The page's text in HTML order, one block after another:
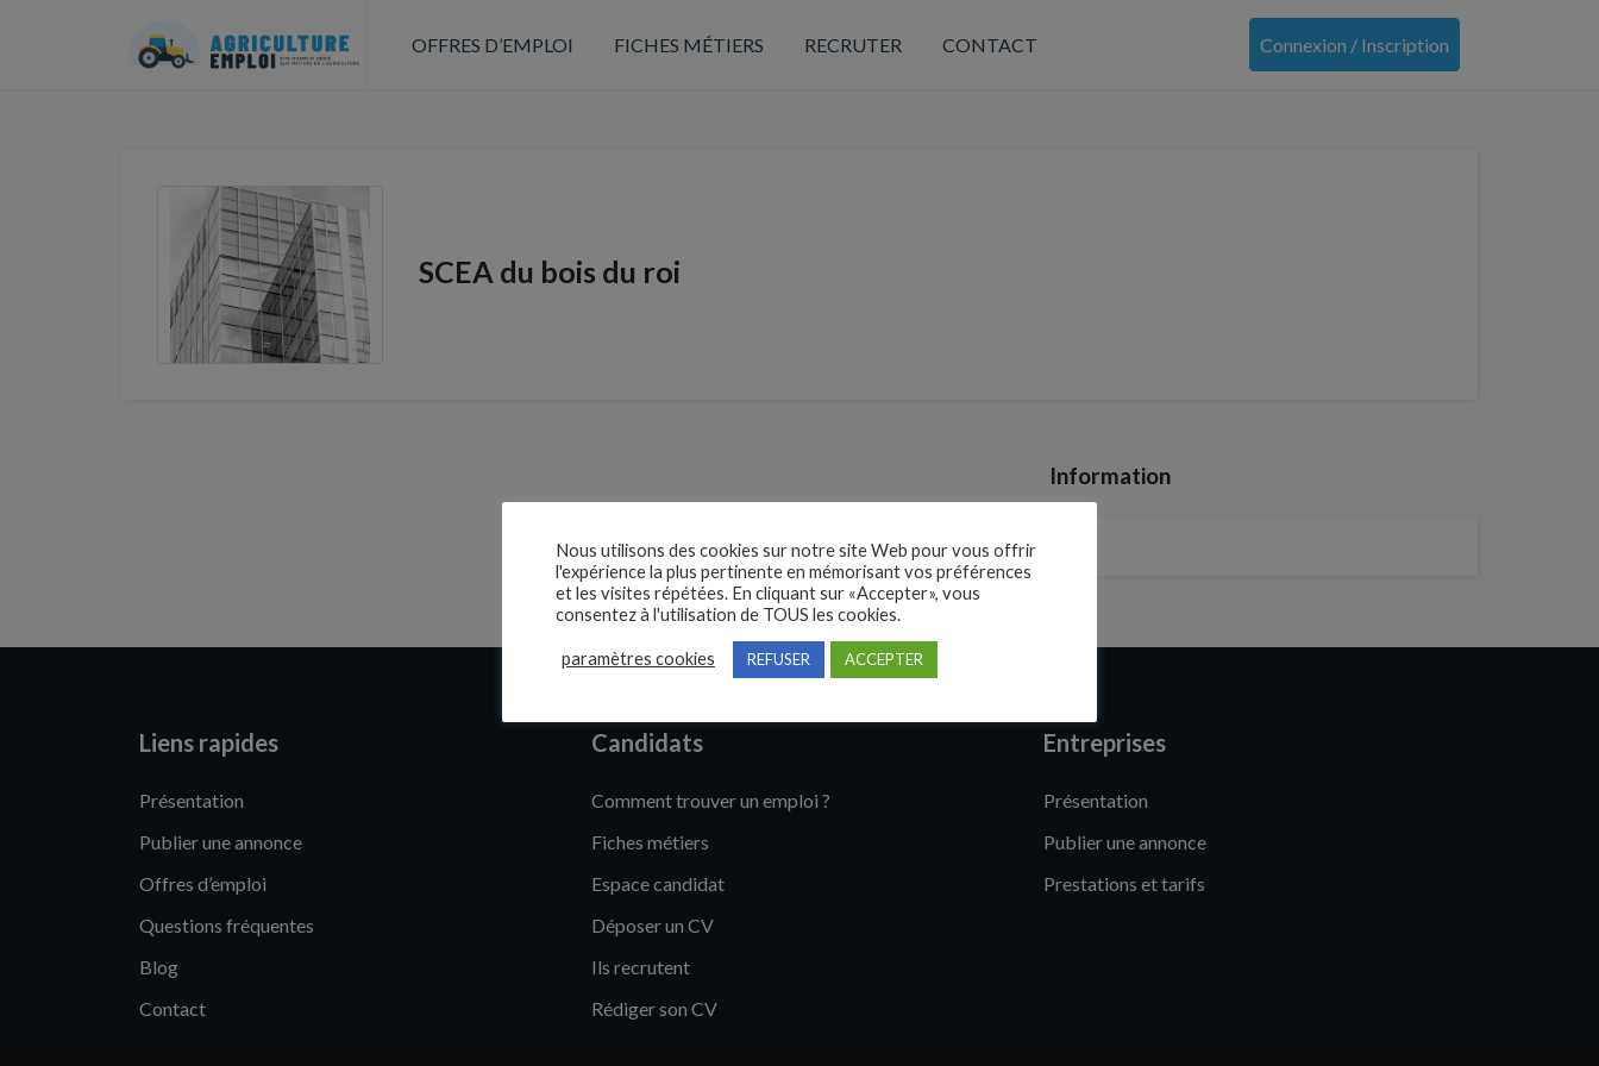
OFFRES D’EMPLOI FICHES MÉTIERS RECRUTER CONTACT Connexion / Inscription
SCEA du bois du roi
Information
Liens rapides
Présentation
Publier une annonce
Offres d’emploi
Questions fréquentes
Blog
Contact
Candidats
Comment trouver un emploi ?
Fiches métiers
Espace candidat
Déposer un CV
Ils recrutent
Rédiger son CV
Entreprises
Présentation
Publier une annonce
Prestations et tarifs
Nous utilisons des cookies sur notre site Web pour vous offrir
l'expérience la plus pertinente en mémorisant vos préférences
et les visites répétées. En cliquant sur «Accepter», vous
consentez à l'utilisation de TOUS les cookies.
paramètres cookies REFUSER ACCEPTER